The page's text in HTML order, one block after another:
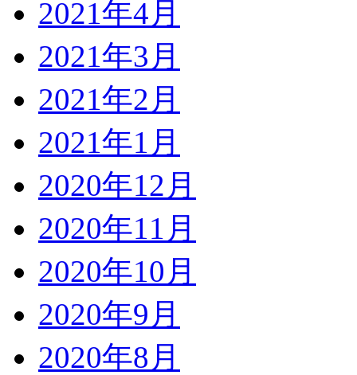
2021年4月
2021年3月
2021年2月
2021年1月
2020年12月
2020年11月
2020年10月
2020年9月
2020年8月